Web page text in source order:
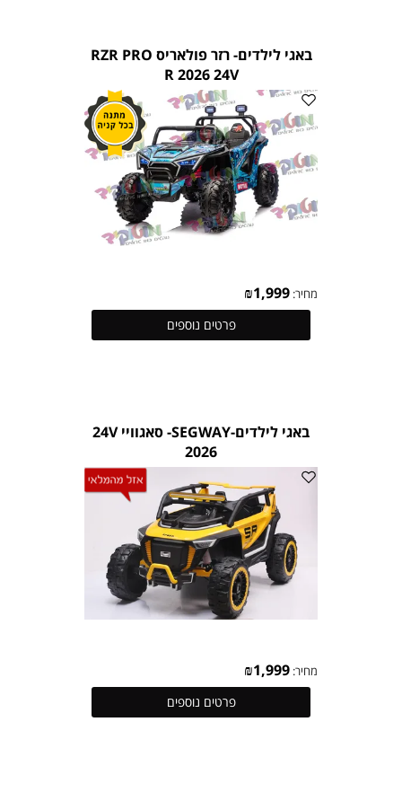
באגי לילדים- רזר פולאריס RZR PRO
R 2026 24V
מחיר: ₪1,999
פרטים נוספים
באגי לילדים-SEGWAY- סאגוויי 24V
2026
מחיר: ₪1,999
פרטים נוספים